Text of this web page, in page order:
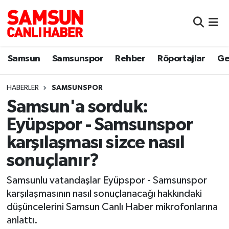
Samsun Samsunspor Rehber Röportajlar
HABERLER SAMSUNSPOR
Samsun'a sorduk:
Eyüpspor - Samsunspor
karşılaşması sizce nasıl
sonuçlanır?
Samsunlu vatandaşlar Eyüpspor - Samsunspor
karşılaşmasının nasıl sonuçlanacağı hakkındaki
düşüncelerini Samsun Canlı Haber mikrofonlarına
anlattı.
Samsun
Sokak Röportajları
Genel
Dünya
Eğitim
Sağlık
Yemek
Samsun Nöbetçi Eczaneler
Samsun Hava Durumu
Samsun Namaz Vakitleri
Samsun Trafik Yoğunluk Haritası
Süper Lig Puan Durumu ve Fikstür
Tüm Manşetler
Son Dakika Haberleri
Haber Arşivi